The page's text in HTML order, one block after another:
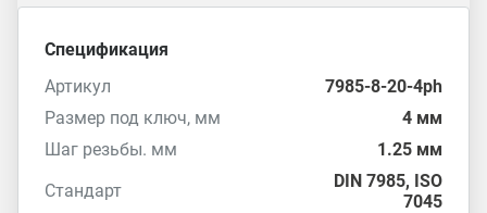
Спецификация
Артикул
7985-8-20-4ph
Размер под ключ, мм
4 мм
Шаг резьбы. мм
1.25 мм
Стандарт
DIN 7985, ISO
7045